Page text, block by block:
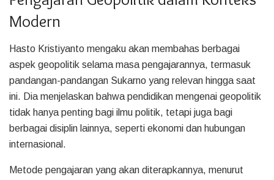
Modern
Hasto Kristiyanto mengaku akan membahas berbagai
aspek geopolitik selama masa pengajarannya, termasuk
pandangan-pandangan Sukarno yang relevan hingga saat
ini. Dia menjelaskan bahwa pendidikan mengenai geopolitik
tidak hanya penting bagi ilmu politik, tetapi juga bagi
berbagai disiplin lainnya, seperti ekonomi dan hubungan
internasional.
Metode pengajaran yang akan diterapkannya, menurut